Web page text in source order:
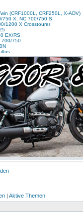
(CRF1000L, CRF250L, X-ADV)
750 X, NC 700/750 S
1200 X Crosstourer
EX/RS
700/750
| Aktive Themen